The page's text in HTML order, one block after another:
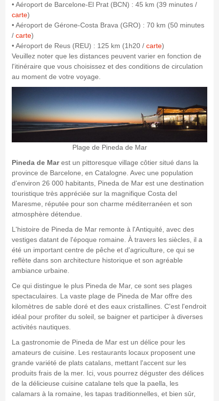
• Aéroport de Barcelone-El Prat (BCN) : 45 km (39 minutes /
carte)
• Aéroport de Gérone-Costa Brava (GRO) : 70 km (50 minutes
/ carte)
• Aéroport de Reus (REU) : 125 km (1h20 / carte)
Veuillez noter que les distances peuvent varier en fonction de
l'itinéraire que vous choisissez et des conditions de circulation
au moment de votre voyage.
Plage de Pineda de Mar
Pineda de Marest un pittoresque village côtier situé dans la
province de Barcelone, en Catalogne. Avec une population
d'environ 26 000 habitants, Pineda de Mar est une destination
touristique très appréciée sur la magnifique Costa del
Maresme, réputée pour son charme méditerranéen et son
atmosphère détendue.
L'histoire de Pineda de Mar remonte à l'Antiquité, avec des
vestiges datant de l'époque romaine. À travers les siècles, il a
été un important centre de pêche et d'agriculture, ce qui se
reflète dans son architecture historique et son agréable
ambiance urbaine.
Ce qui distingue le plus Pineda de Mar, ce sont ses plages
spectaculaires. La vaste plage de Pineda de Mar offre des
kilomètres de sable doré et des eaux cristallines. C'est l'endroit
idéal pour profiter du soleil, se baigner et participer à diverses
activités nautiques.
La gastronomie de Pineda de Mar est un délice pour les
amateurs de cuisine. Les restaurants locaux proposent une
grande variété de plats catalans, mettant l'accent sur les
produits frais de la mer. Ici, vous pourrez déguster des délices
de la délicieuse cuisine catalane tels que la paella, les
calamars à la romaine, les tapas traditionnelles, et bien sûr,